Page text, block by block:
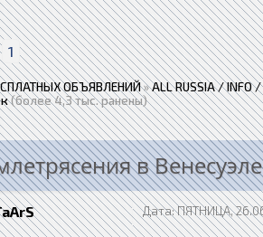
1
ОБЪЯВЛЕНИЙ»ALL RUSSIA /
(более 4,3 тыс. ранены)
в
Дата: ПЯТНИЦА,